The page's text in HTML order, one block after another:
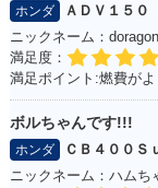
ホンダ
ＡＤＶ１５０
ニックネーム：
満足度：
満足ポイント:燃費が
ボルちゃんです!!!
ホンダ
ＣＢ４００
ニックネーム：ハムち